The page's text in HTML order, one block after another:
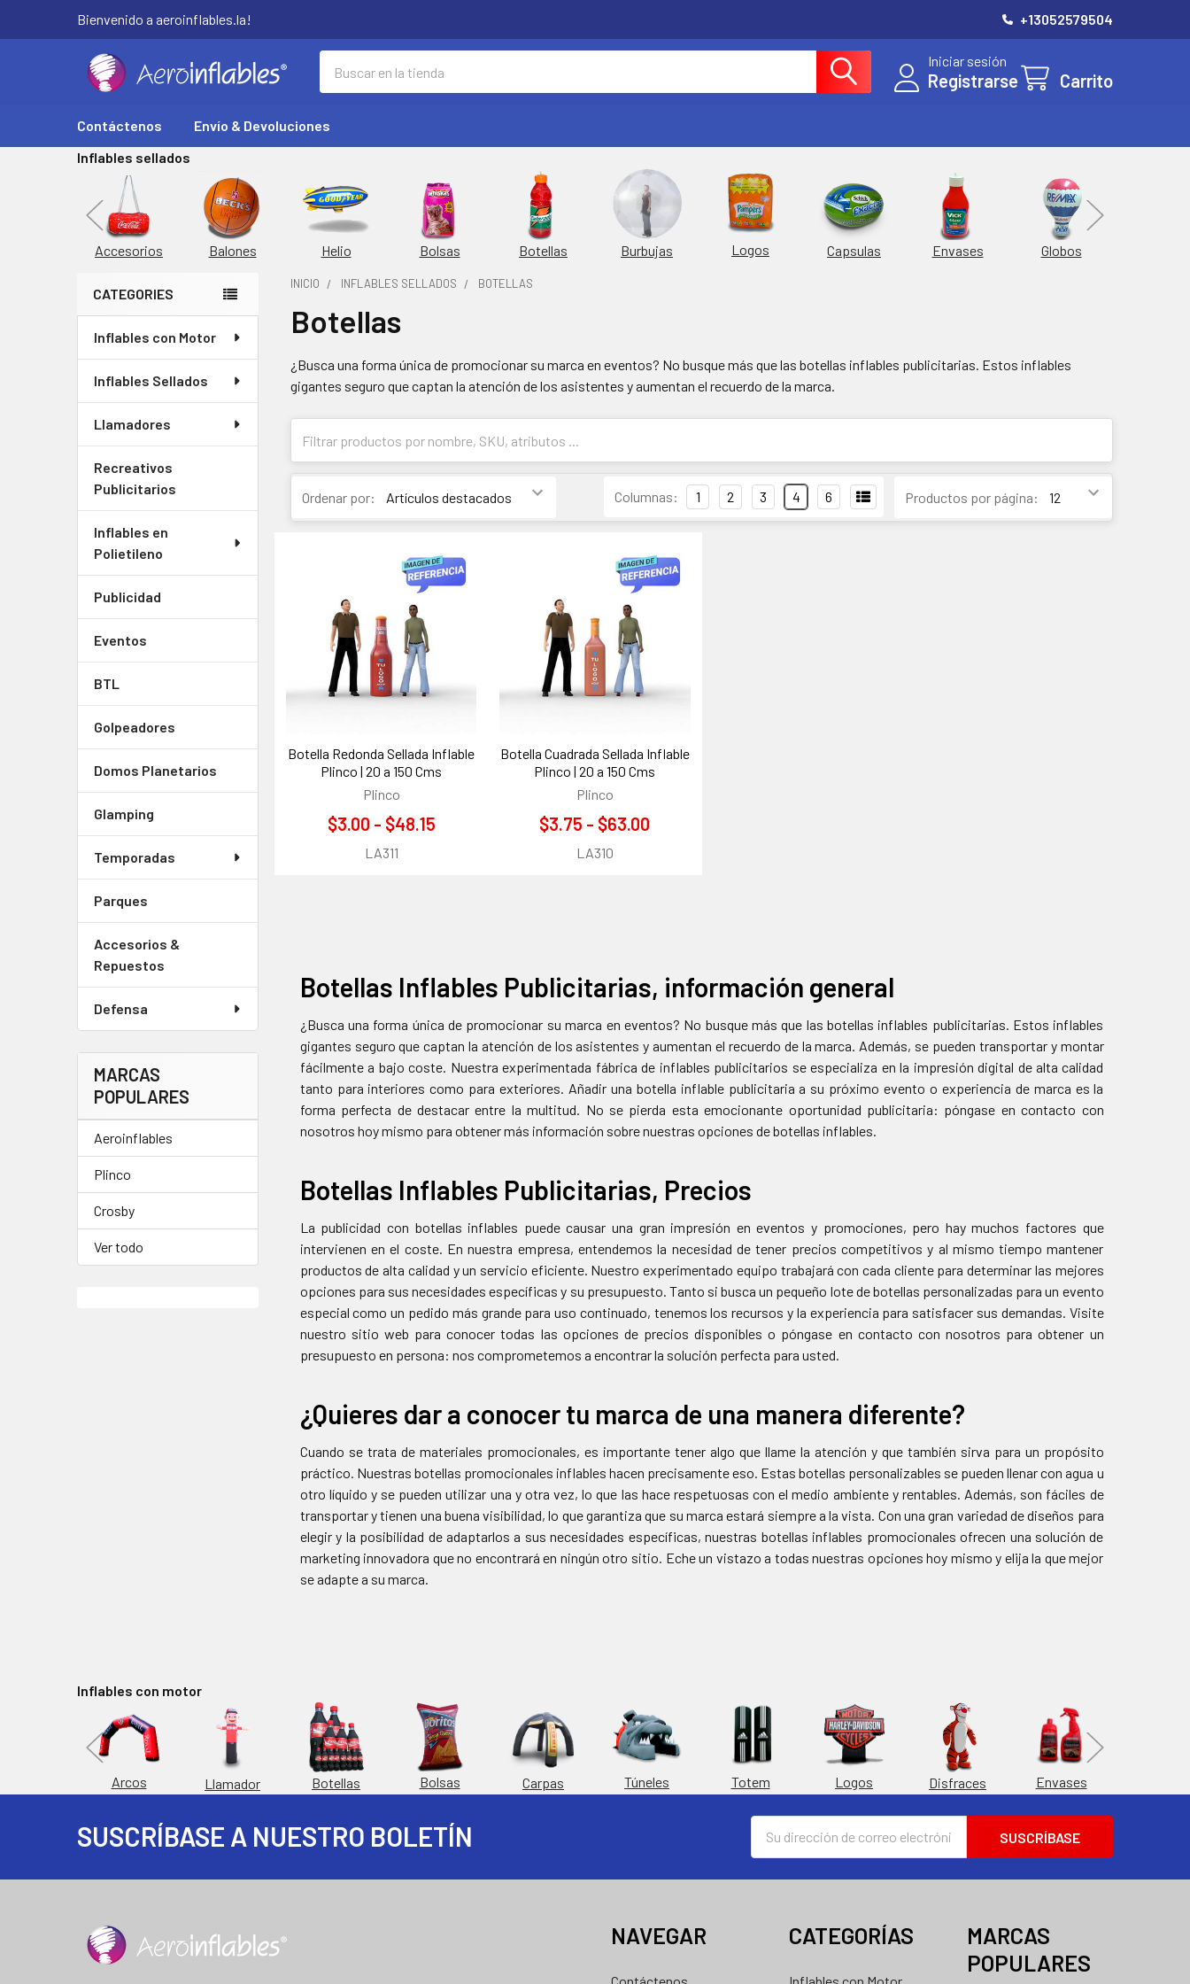
Bienvenido a aeroinflables.la! +13052579504
Iniciar sesión
Registrarse Carrito
Contáctenos
Envío & Devoluciones
Inflables sellados
Accesorios Balones Helio Bolsas Botellas Burbujas Logos Capsulas Envases Globos
Barra
lateral
CATEGORIES
Inflables con Motor
Inflables Sellados
Llamadores
Recreativos
Publicitarios
Inflables en
Polietileno
Publicidad
Eventos
BTL
Golpeadores
Domos Planetarios
Glamping
Temporadas
Parques
Accesorios &
Repuestos
Defensa
MARCAS
POPULARES
Aeroinflables
Plinco
Crosby
Ver todo
INICIO INFLABLES SELLADOS BOTELLAS
Botellas
¿Busca una forma única de promocionar su marca en eventos? No busque más que las botellas inflables publicitarias. Estos inflables
gigantes seguro que captan la atención de los asistentes y aumentan el recuerdo de la marca.
Ordenar por: Productos por página:
Columnas: 1 2 3 4 6
Botella Redonda Sellada Inflable
Plinco | 20 a 150 Cms
Plinco
$3.00 - $48.15
LA311
Botella Cuadrada Sellada Inflable
Plinco | 20 a 150 Cms
Plinco
$3.75 - $63.00
LA310
Botellas Inflables Publicitarias, información general
¿Busca una forma única de promocionar su marca en eventos? No busque más que las botellas inflables publicitarias. Estos inflables
gigantes seguro que captan la atención de los asistentes y aumentan el recuerdo de la marca. Además, se pueden transportar y montar
fácilmente a bajo coste. Nuestra experimentada fábrica de inflables publicitarios se especializa en la impresión digital de alta calidad
tanto para interiores como para exteriores. Añadir una botella inflable publicitaria a su próximo evento o experiencia de marca es la
forma perfecta de destacar entre la multitud. No se pierda esta emocionante oportunidad publicitaria: póngase en contacto con
nosotros hoy mismo para obtener más información sobre nuestras opciones de botellas inflables.
Botellas Inflables Publicitarias, Precios
La publicidad con botellas inflables puede causar una gran impresión en eventos y promociones, pero hay muchos factores que
intervienen en el coste. En nuestra empresa, entendemos la necesidad de tener precios competitivos y al mismo tiempo mantener
productos de alta calidad y un servicio eficiente. Nuestro experimentado equipo trabajará con cada cliente para determinar las mejores
opciones para sus necesidades específicas y su presupuesto. Tanto si busca un pequeño lote de botellas personalizadas para un evento
especial como un pedido más grande para uso continuado, tenemos los recursos y la experiencia para satisfacer sus demandas. Visite
nuestro sitio web para conocer todas las opciones de precios disponibles o póngase en contacto con nosotros para obtener un
presupuesto en persona: nos comprometemos a encontrar la solución perfecta para usted.
¿Quieres dar a conocer tu marca de una manera diferente?
Cuando se trata de materiales promocionales, es importante tener algo que llame la atención y que también sirva para un propósito
práctico. Nuestras botellas promocionales inflables hacen precisamente eso. Estas botellas personalizables se pueden llenar con agua u
otro líquido y se pueden utilizar una y otra vez, lo que las hace respetuosas con el medio ambiente y rentables. Además, son fáciles de
transportar y tienen una buena visibilidad, lo que garantiza que su marca estará siempre a la vista. Con una gran variedad de diseños para
elegir y la posibilidad de adaptarlos a sus necesidades específicas, nuestras botellas inflables promocionales ofrecen una solución de
marketing innovadora que no encontrará en ningún otro sitio. Eche un vistazo a todas nuestras opciones hoy mismo y elija la que mejor
se adapte a su marca.
Inflables con motor
Arcos Llamador Botellas Bolsas Carpas Túneles Totem Logos Disfraces Envases
SUSCRÍBASE A NUESTRO BOLETÍN
NAVEGAR
Contáctenos
CATEGORÍAS
Inflables con Motor
MARCAS
POPULARES